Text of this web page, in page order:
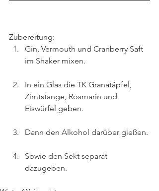
Zubereitung:
Gin, Vermouth und Cranberry Saft
im Shaker mixen.
In ein Glas die TK Granatäpfel,
Zimtstange, Rosmarin und
Eiswürfel geben.
Dann den Alkohol darüber gießen.
Sowie den Sekt separat
dazugeben.